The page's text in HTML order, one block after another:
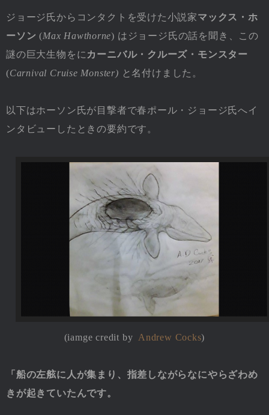
ジョージ氏からコンタクトを受けた小説家マックス・ホ
ーソン (Max Hawthorne) はジョージ氏の話を聞き、この
謎の巨大生物をにカーニバル・クルーズ・モンスター
(Carnival Cruise Monster) と名付けました。
以下はホーソン氏が目撃者で春ポール・ジョージ氏へイ
ンタビューしたときの要約です。
(iamge credit by Andrew Cocks)
「船の左舷に人が集まり、指差しながらなにやらざわめ
きが起きていたんです。